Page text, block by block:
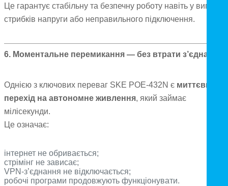
Це гарантує стабільну та безпечну роботу навіть у випадку
стрибків напруги або неправильного підключення.
6. Моментальне перемикання — без втрати з’єднання
Однією з ключових переваг SKE POE-432N є миттєвий
перехід на автономне живлення, який займає
мілісекунди.
Це означає:
інтернет не обривається;
стрімінг не зависає;
VPN-з’єднання не відключається;
робочі програми продовжують функціонувати.